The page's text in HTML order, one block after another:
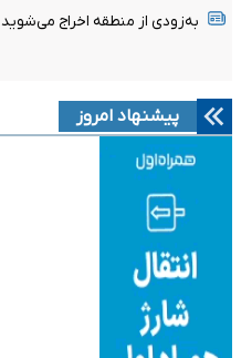
به‌زودی از منطقه اخراج می‌شوید
پیشنهاد امروز